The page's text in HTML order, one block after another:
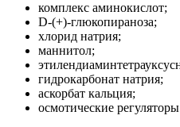
комплекс аминокислот;
D-(+)-глюкопираноза;
хлорид натрия;
маннитол;
гидрокарбонат натрия;
аскорбат кальция;
осмотические